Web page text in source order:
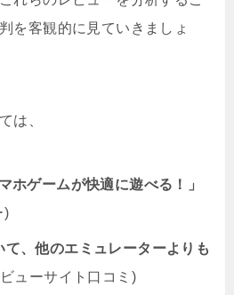
を客観的に見ていきましょ
は、
ホゲームが快適に遊べる！」
)
て、他のエミュレーターよりも
ューサイト口コミ)